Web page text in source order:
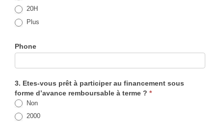
20H
Plus
Phone
3. Etes-vous prêt à participer au financement sous
forme d’avance remboursable à terme ? *
Non
2000